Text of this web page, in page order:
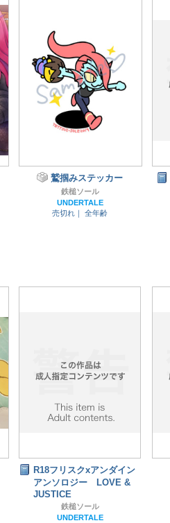
鷲掴みステッカー
鉄槌ソール
UNDERTALE
売切れ｜
全年齢
R18フリスクxアンダイン
アンソロジー LOVE &
JUSTICE
鉄槌ソール
UNDERTALE